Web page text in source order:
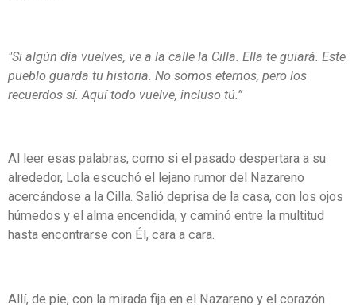
"Si algún día vuelves, ve a la calle la Cilla. Ella te guiará. Este
pueblo guarda tu historia. No somos eternos, pero los
recuerdos sí. Aquí todo vuelve, incluso tú.”
Al leer esas palabras, como si el pasado despertara a su
alrededor, Lola escuchó el lejano rumor del Nazareno
acercándose a la Cilla. Salió deprisa de la casa, con los ojos
húmedos y el alma encendida, y caminó entre la multitud
hasta encontrarse con Él, cara a cara.
Allí, de pie, con la mirada fija en el Nazareno y el corazón